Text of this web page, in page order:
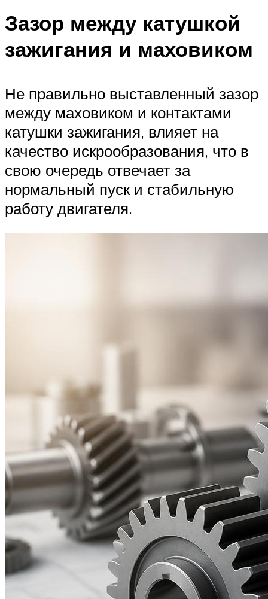
Зазор между катушкой
зажигания и маховиком
Не правильно выставленный зазор
между маховиком и контактами
катушки зажигания, влияет на
качество искрообразования, что в
свою очередь отвечает за
нормальный пуск и стабильную
работу двигателя.